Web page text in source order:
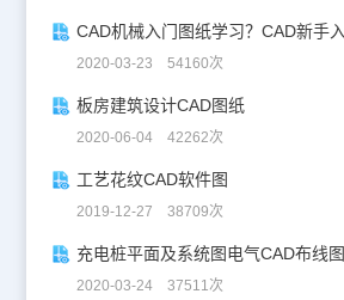
2020-03-23 54160次
板房建筑设计CAD图纸
2020-06-04 42262次
工艺花纹CAD软件图
2019-12-27 38709次
充电桩平面及系统图电气CAD布线图
2020-03-24 37511次